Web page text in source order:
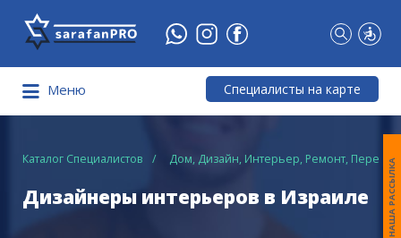
Что
Вы
ищете?
Меню Специалисты на карте
Каталог Специалистов Дом, Дизайн, Интерьер, Ремонт,
Дизайнеры интерьеров в Израиле НАША РАССЫЛКА